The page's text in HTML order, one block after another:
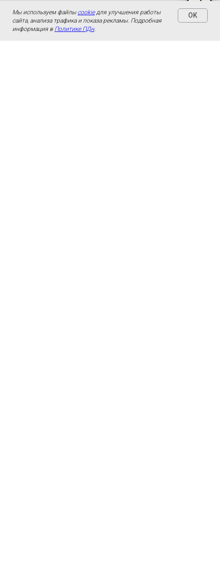
Мы используем файлы cookieдля улучшения работы
сайта, анализа трафика и показа рекламы. Подробная
информация в Политике ПДн.
OK